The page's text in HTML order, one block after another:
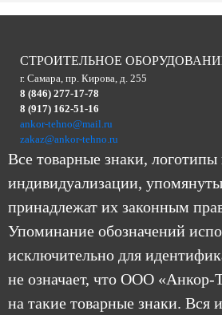
СТРОИТЕЛЬНОЕ
г. Самара, пр. Кирова, д. 255
8 (846) 277-17-78
8 (917) 162-51-16
ankor-tehno@mail.ru
zakaz@ankor-tehno.ru
Все товарные знаки, логотипы
индивидуализации,
принадлежат их законным
Упоминание обозначений
исключительно для
не означает, что ООО «Анкор-
на такие товарные знаки. Вся